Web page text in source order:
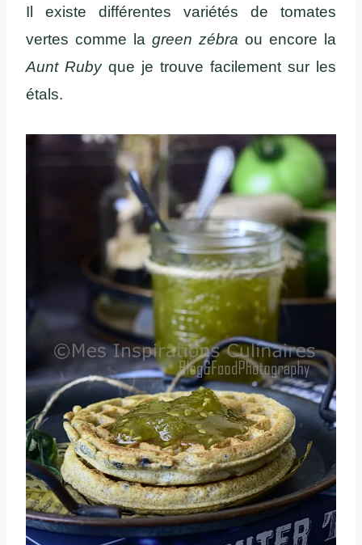
Il existe différentes variétés de tomates
vertes comme la green zébra ou encore la
Aunt Rubyque je trouve facilement sur les
étals.